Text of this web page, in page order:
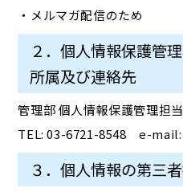
・メルマガ配信のため
２．個人情報保護管
所属及び連絡先
管理部 個人情報保護管理担
TEL: 03-6721-8548 e-mail:
３．個人情報の第三